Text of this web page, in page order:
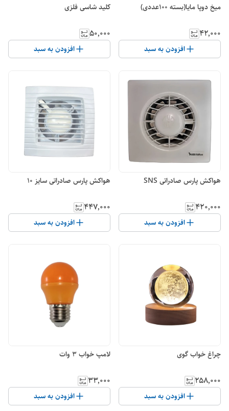
میخ دوپا مایا(بسته 100عددی)
۴۲٬۰۰۰
افزودن به سبد
کلید شاسی فلزی
۵۰٬۰۰۰
افزودن به سبد
هواکش پارس صادراتی SNS
۴۲۰٬۰۰۰
افزودن به سبد
هواکش پارس صادراتی سایز 10
۴۴۷٬۰۰۰
افزودن به سبد
چراغ خواب گوی
۲۵۸٬۰۰۰
افزودن به سبد
لامپ خواب 3 وات
۳۳٬۰۰۰
افزودن به سبد